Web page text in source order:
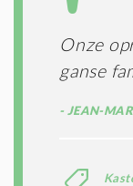
Onze
ganse
JEAN-